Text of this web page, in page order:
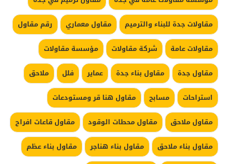
مقاولات جدة للبناء والترميم
مقاول معماري
رقم مقاول
مقاولات عامة
شركة مقاولات
مؤسسة مقاولات
مقاول جدة
مقاول بناء جدة عماير فلل
ملاحق
استراحات
مسابح
مقاول هنا قر ومستودعات
مقاول ملاحق
مقاول محطات الوقود
مقاول قاعات افراح
مقاول بناء ملاحق
مقاول بناء هناجر
مقاول بناء عظم